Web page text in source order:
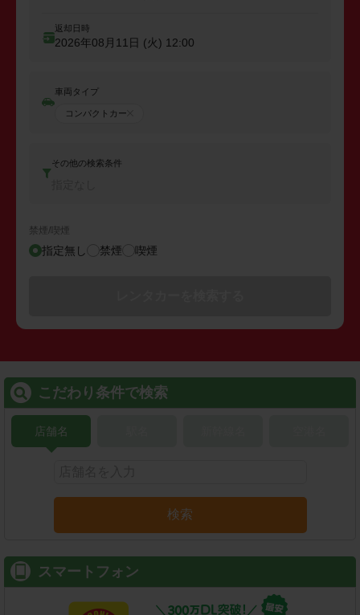
返却日時
2026年08月11日 (火) 12:00
車両タイプ
コンパクトカー
その他の検索条件
禁煙/喫煙
指定無し 禁煙 喫煙
こだわり条件で検索
店舗名
検索
スマートフォン